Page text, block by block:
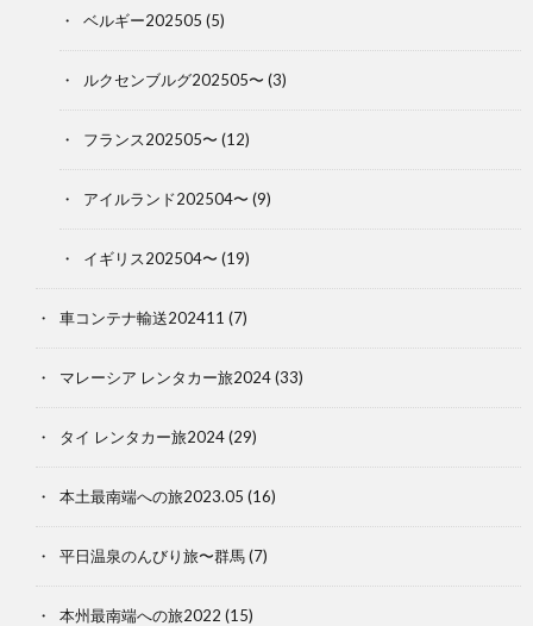
ベルギー202505 (5)
ルクセンブルグ202505〜 (3)
フランス202505〜 (12)
アイルランド202504〜 (9)
イギリス202504〜 (19)
車コンテナ輸送202411 (7)
マレーシア レンタカー旅2024(33)
タイ レンタカー旅2024(29)
本土最南端への旅2023.05 (16)
平日温泉のんびり旅〜群馬(7)
本州最南端への旅2022 (15)